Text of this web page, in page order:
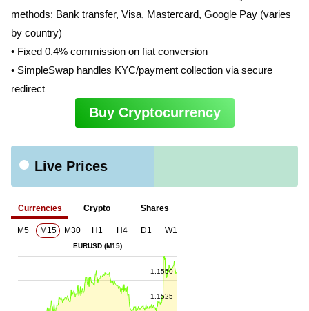
methods: Bank transfer, Visa, Mastercard, Google Pay (varies
by country)
• Fixed 0.4% commission on fiat conversion
• SimpleSwap handles KYC/payment collection via secure
redirect
Buy Cryptocurrency
Live Prices